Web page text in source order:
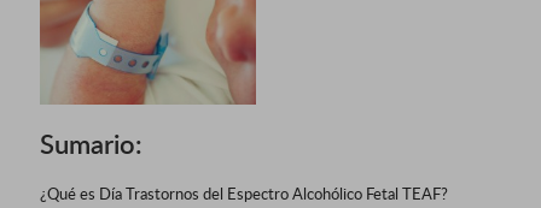
Sumario:
¿Qué es Día Trastornos del Espectro Alcohólico Fetal TEAF?